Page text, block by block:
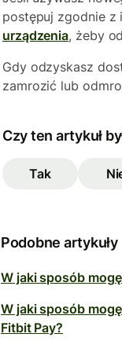
postępuj zgodnie z
urządzenia, żeby
Gdy odzyskasz
zamrozić lub
Czy ten artykuł
Tak
Podobne artykuły
W jaki sposób
W jaki sposób
Fitbit Pay?